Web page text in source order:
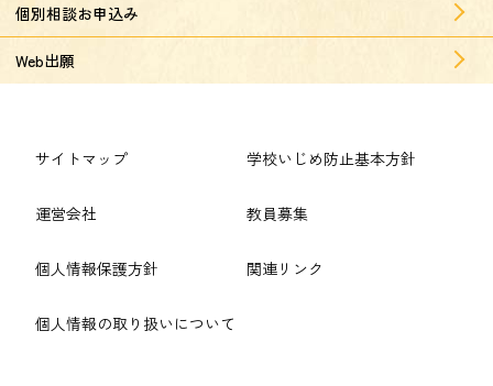
個別相談お申込み
Web出願
サイトマップ
運営会社
個人情報保護方針
個人情報の取り扱いについて
学校いじめ防止基本方針
教員募集
関連リンク